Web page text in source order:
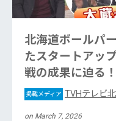
北海道ボールパ
たスタートアッ
戦の成果に迫る！
掲載メディア TVHテレビ
on March 7, 2026